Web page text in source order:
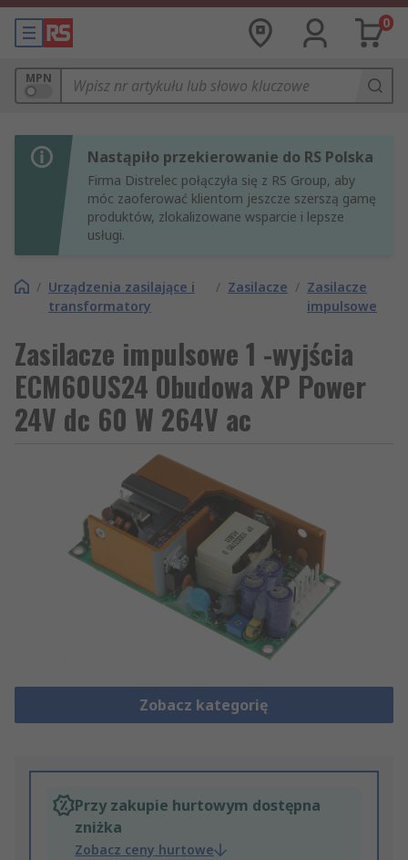
0
MPN
Nastąpiło przekierowanie do RS Polska
Firma Distrelec połączyła się z RS Group, aby
móc zaoferować klientom jeszcze szerszą gamę
produktów, zlokalizowane wsparcie i lepsze
usługi.
/ Urządzenia zasilające i
transformatory
/ Zasilacze / Zasilacze
impulsowe
Zasilacze impulsowe 1 -wyjścia
ECM60US24 Obudowa XP Power
24V dc 60 W 264V ac
Zobacz kategorię
Przy zakupie hurtowym dostępna
zniżka
Zobacz ceny hurtowe